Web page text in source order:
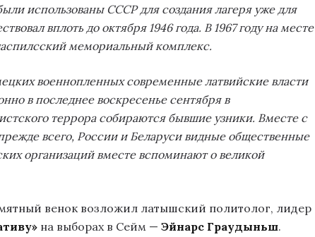
использованы СССР для создания лагеря уже для
вплоть до октября 1946 года. В 1967 году на месте
мемориальный комплекс.
военнопленных современные латвийские власти
в последнее воскресенье сентября в
террора собираются бывшие узники. Вместе с
всего, России и Беларуси видные общественные
организаций вместе вспоминают о великой
венок возложил латышский политолог, лидер
на выборах в Сейм — Эйнарс Граудыньш.